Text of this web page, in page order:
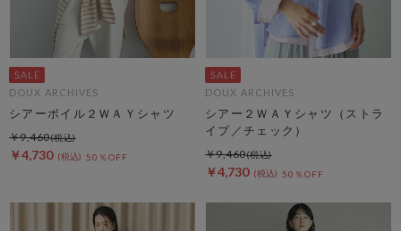
DOUX ARCHIVES
シアーボイル２ＷＡＹシャツ
￥4,730 50％OFF
￥9,460
DOUX ARCHIVES
シアー２ＷＡＹシャツ（ストラ
イプ／チェック）
￥4,730 50％OFF
￥9,460